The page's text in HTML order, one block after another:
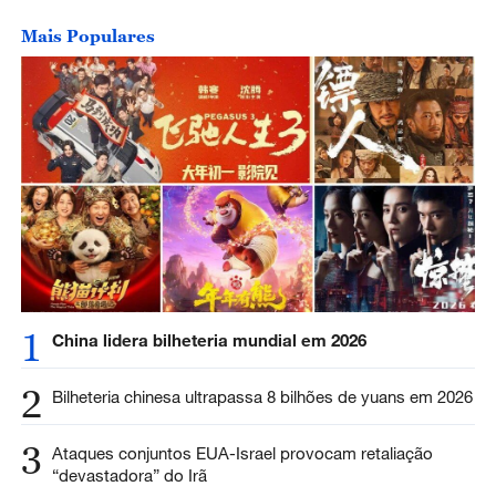
Mais Populares
1 China lidera bilheteria mundial em 2026
2 Bilheteria chinesa ultrapassa 8 bilhões de yuans em 2026
3 Ataques conjuntos EUA-Israel provocam retaliação
“devastadora” do Irã